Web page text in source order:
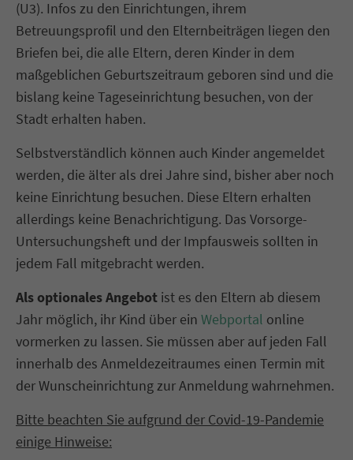
(U3). Infos zu den Einrichtungen, ihrem
Betreuungsprofil und den Elternbeiträgen liegen den
Briefen bei, die alle Eltern, deren Kinder in dem
maßgeblichen Geburtszeitraum geboren sind und die
bislang keine Tageseinrichtung besuchen, von der
Stadt erhalten haben.
Selbstverständlich können auch Kinder angemeldet
werden, die älter als drei Jahre sind, bisher aber noch
keine Einrichtung besuchen. Diese Eltern erhalten
allerdings keine Benachrichtigung. Das Vorsorge-
Untersuchungsheft und der Impfausweis sollten in
jedem Fall mitgebracht werden.
Als optionales Angebot ist es den Eltern ab diesem
Jahr möglich, ihr Kind über ein Webportal online
vormerken zu lassen. Sie müssen aber auf jeden Fall
innerhalb des Anmeldezeitraumes einen Termin mit
der Wunscheinrichtung zur Anmeldung wahrnehmen.
Bitte beachten Sie aufgrund der Covid-19-Pandemie
einige Hinweise: